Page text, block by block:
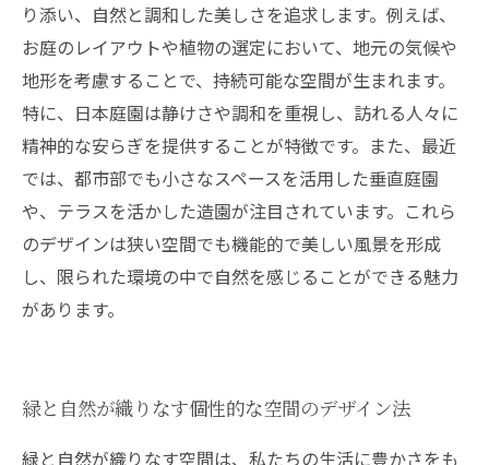
り添い、自然と調和した美しさを追求します。例えば、
お庭のレイアウトや植物の選定において、地元の気候や
地形を考慮することで、持続可能な空間が生まれます。
特に、日本庭園は静けさや調和を重視し、訪れる人々に
精神的な安らぎを提供することが特徴です。また、最近
では、都市部でも小さなスペースを活用した垂直庭園
や、テラスを活かした造園が注目されています。これら
のデザインは狭い空間でも機能的で美しい風景を形成
し、限られた環境の中で自然を感じることができる魅力
があります。
緑と自然が織りなす個性的な空間のデザイン法
緑と自然が織りなす空間は、私たちの生活に豊かさをも